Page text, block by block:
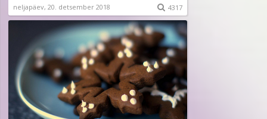
neljapäev, 20. detsember 2018
 4317